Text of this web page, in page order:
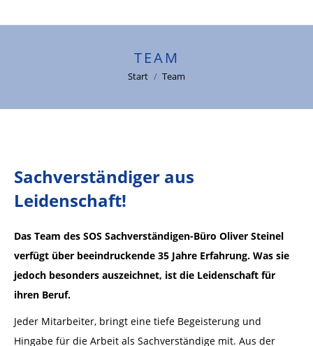
TEAM
Sie befinden sich hier:
Start Team
Sachverständiger aus
Leidenschaft!
Das Team des SOS Sachverständigen-Büro Oliver Steinel
verfügt über beeindruckende 35 Jahre Erfahrung. Was sie
jedoch besonders auszeichnet, ist die Leidenschaft für
ihren Beruf.
Jeder Mitarbeiter, bringt eine tiefe Begeisterung und
Hingabe für die Arbeit als Sachverständige mit. Aus der